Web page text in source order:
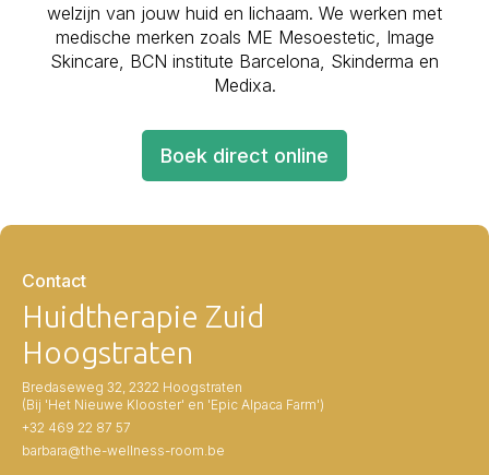
welzijn van jouw huid en lichaam. We werken met
medische merken zoals ME Mesoestetic, Image
Skincare, BCN institute Barcelona, Skinderma en
Medixa.
Boek direct online
Contact
Huidtherapie Zuid
Hoogstraten
Bredaseweg 32, 2322 Hoogstraten
(Bij 'Het Nieuwe Klooster' en 'Epic Alpaca Farm')
+32 469 22 87 57
barbara@the-wellness-room.be